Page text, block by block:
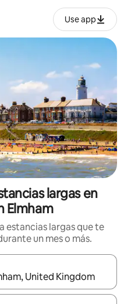
Use app
largas en
Elmham
estancias largas que te
un mes o más.
podrás navegar